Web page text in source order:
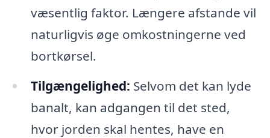
væsentlig faktor. Længere afstande vil
naturligvis øge omkostningerne ved
bortkørsel.
Tilgængelighed: Selvom det kan lyde
banalt, kan adgangen til det sted,
hvor jorden skal hentes, have en